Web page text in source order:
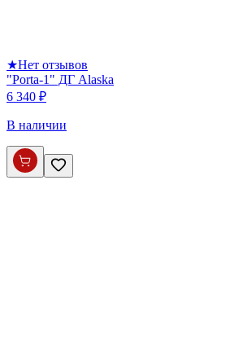
★Нет отзывов
"Porta-1" ДГ Alaska
6 340 ₽
В наличии